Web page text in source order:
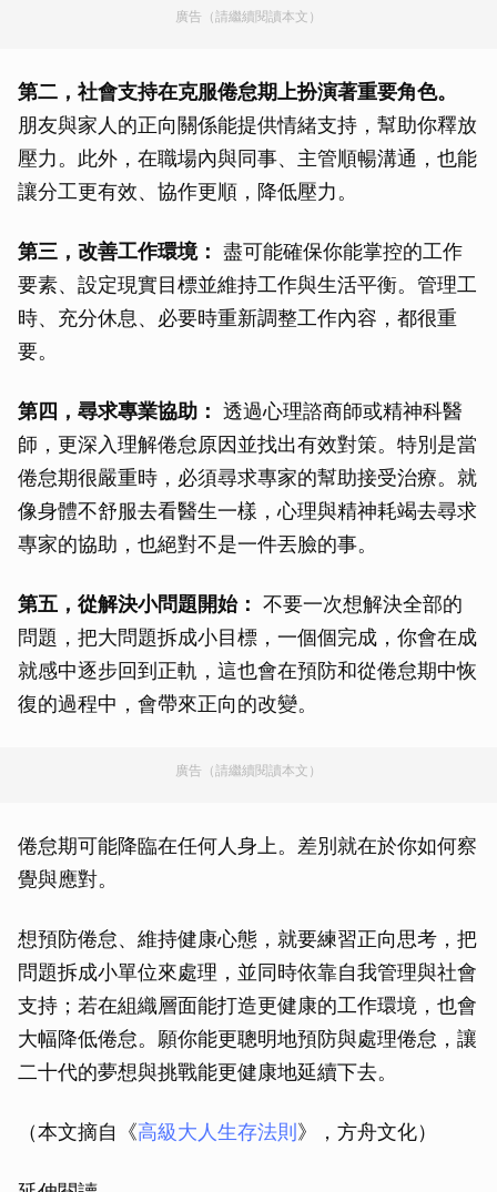
廣告（請繼續閱讀本文）
第二，社會支持在克服倦怠期上扮演著重要角色。
朋友與家人的正向關係能提供情緒支持，幫助你釋放
壓力。此外，在職場內與同事、主管順暢溝通，也能
讓分工更有效、協作更順，降低壓力。
第三，改善工作環境： 盡可能確保你能掌控的工作
要素、設定現實目標並維持工作與生活平衡。管理工
時、充分休息、必要時重新調整工作內容，都很重
要。
第四，尋求專業協助： 透過心理諮商師或精神科醫
師，更深入理解倦怠原因並找出有效對策。特別是當
倦怠期很嚴重時，必須尋求專家的幫助接受治療。就
像身體不舒服去看醫生一樣，心理與精神耗竭去尋求
專家的協助，也絕對不是一件丟臉的事。
第五，從解決小問題開始： 不要一次想解決全部的
問題，把大問題拆成小目標，一個個完成，你會在成
就感中逐步回到正軌，這也會在預防和從倦怠期中恢
復的過程中，會帶來正向的改變。
廣告（請繼續閱讀本文）
倦怠期可能降臨在任何人身上。差別就在於你如何察
覺與應對。
想預防倦怠、維持健康心態，就要練習正向思考，把
問題拆成小單位來處理，並同時依靠自我管理與社會
支持；若在組織層面能打造更健康的工作環境，也會
大幅降低倦怠。願你能更聰明地預防與處理倦怠，讓
二十代的夢想與挑戰能更健康地延續下去。
（本文摘自《高級大人生存法則 》，方舟文化）